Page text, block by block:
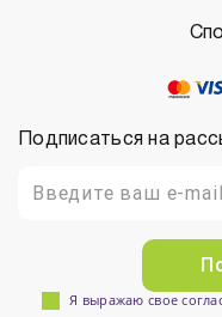
Подписаться на
Я выражаю свое